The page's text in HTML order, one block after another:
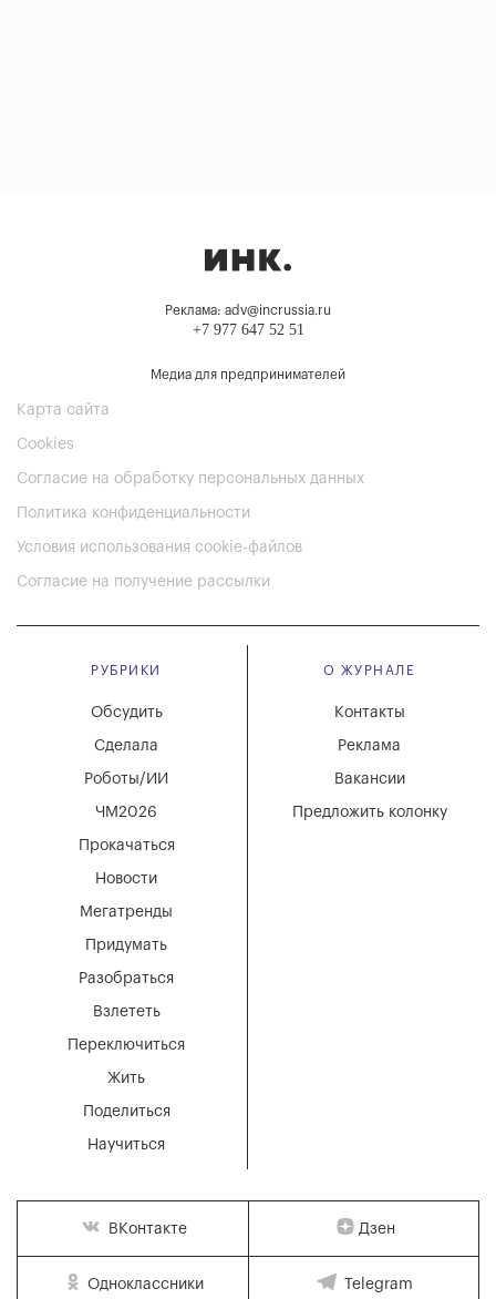
Реклама: adv@incrussia.ru
+7 977 647 52 51
Медиа для предпринимателей
Карта сайта
Cookies
Согласие на обработку персональных данных
Политика конфиденциальности
Условия использования cookie-файлов
Согласие на получение рассылки
РУБРИКИ
Мегатренды
Придумать
Разобраться
Взлететь
Новости
Переключиться
Жить
Поделиться
Научиться
Обсудить
Сделала
Роботы/ИИ
ЧМ2026
Прокачаться
О ЖУРНАЛЕ
Вакансии
Реклама
Контакты
Предложить колонку
ВКонтакте Дзен
Одноклассники Telegram